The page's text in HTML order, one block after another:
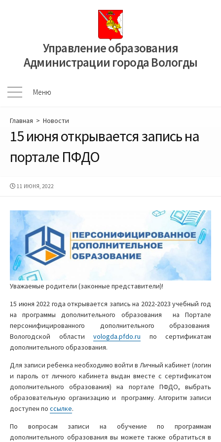
Управление образования
Администрации города Вологды
Меню
Меню
Главная > Новости
15 июня открывается запись на
портале ПФДО
ДАТА
11 ИЮНЯ, 2022
Уважаемые родители (законные представители)!
15 июня 2022 года открывается запись на 2022-2023 учебный год
на программы дополнительного образования на Портале
персонифицированного дополнительного образования
Вологодской области vologda.pfdo.ru по сертификатам
дополнительного образования.
Для записи ребенка необходимо войти в Личный кабинет (логин
и пароль от личного кабинета выдан вместе с сертификатом
дополнительного образования) на портале ПФДО, выбрать
образовательную организацию и программу. Алгоритм записи
доступен по ссылке.
По вопросам записи на обучение по программам
дополнительного образования вы можете также обратиться в